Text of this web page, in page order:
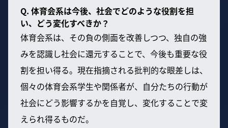
Q. 体育会系は今後、社会でどのような役割を担
い、どう変化すべきか？
体育会系は、その負の側面を改善しつつ、独自の強
みを認識し社会に還元することで、今後も重要な役
割を担い得る。現在指摘される批判的な眼差しは、
個々の体育会系学生や関係者が、自分たちの行動が
社会にどう影響するかを自覚し、変化することで変
えられ得るものだ。